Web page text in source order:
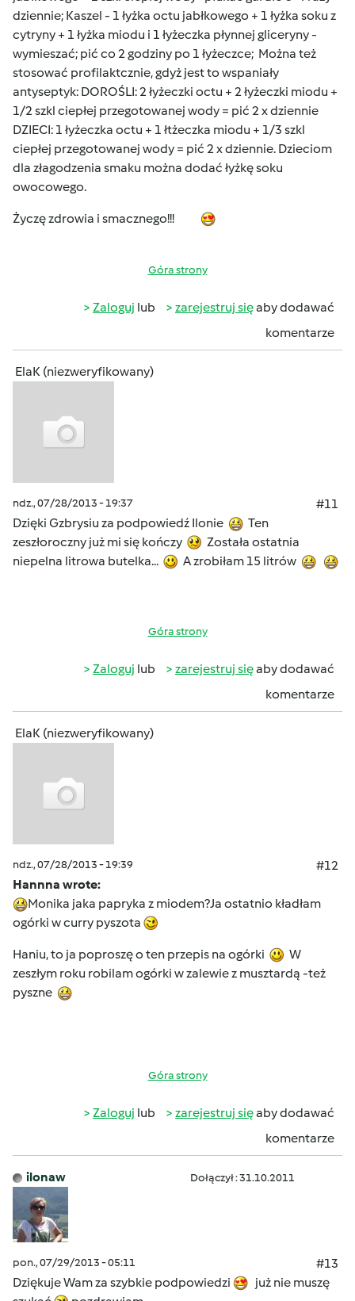
dziennie; Kaszel - 1 łyżka octu jabłkowego + 1 łyżka soku z
cytryny + 1 łyżka miodu i 1 łyżeczka płynnej gliceryny -
wymieszać; pić co 2 godziny po 1 łyżeczce; Można też
stosować profilaktcznie, gdyż jest to wspaniały
antyseptyk: DOROŚLI: 2 łyżeczki octu + 2 łyżeczki miodu +
1/2 szkl ciepłej przegotowanej wody = pić 2 x dziennie
DZIECI: 1 łyżeczka octu + 1 łtżeczka miodu + 1/3 szkl
ciepłej przegotowanej wody = pić 2 x dziennie. Dzieciom
dla złagodzenia smaku można dodać łyżkę soku
owocowego.
Życzę zdrowia i smacznego!!!
Góra strony
Zaloguj lub zarejestruj sięaby dodawać
komentarze
ElaK (niezweryfikowany)
ndz., 07/28/2013 - 19:37
#11
Dzięki Gzbrysiu za podpowiedź Ilonie
Ten
zeszłoroczny już mi się kończy
Została ostatnia
niepelna litrowa butelka...
A zrobiłam 15 litrów
Góra strony
Zaloguj lub zarejestruj sięaby dodawać
komentarze
ElaK (niezweryfikowany)
ndz., 07/28/2013 - 19:39
#12
Hannna wrote:
Monika jaka papryka z miodem?Ja ostatnio kładłam
ogórki w curry pyszota
Haniu, to ja poproszę o ten przepis na ogórki
W
zeszłym roku robilam ogórki w zalewie z musztardą -też
pyszne
Góra strony
Zaloguj lub zarejestruj sięaby dodawać
komentarze
ilonaw Dołączył : 31.10.2011
pon., 07/29/2013 - 05:11
#13
Dziękuje Wam za szybkie podpowiedzi
już nie muszę